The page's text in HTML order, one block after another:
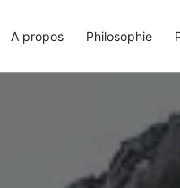
A propos Philosophie